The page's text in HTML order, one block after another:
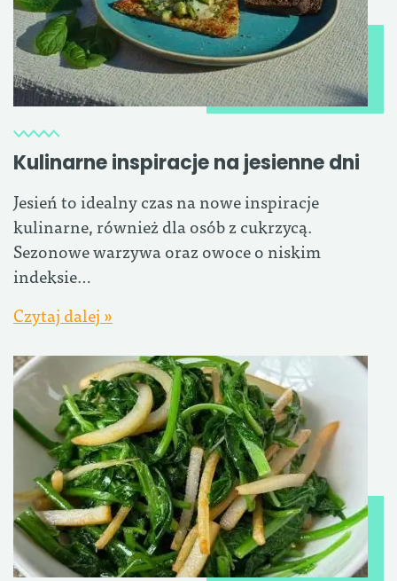
Kulinarne inspiracje na jesienne dni
Jesień to idealny czas na nowe inspiracje
kulinarne, również dla osób z cukrzycą.
Sezonowe warzywa oraz owoce o niskim
indeksie…
Czytaj dalej »